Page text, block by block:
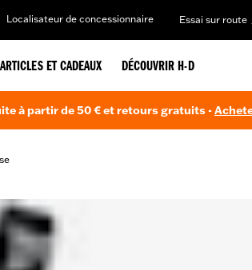
Localisateur de concessionnaire Essai sur route
ARTICLES ET CADEAUX DÉCOUVRIR H-D
à partir de 50 € et retours gratuits -